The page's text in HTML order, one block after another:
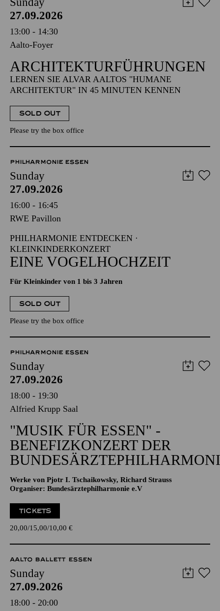
27.09.2026
13:00 - 14:30
Aalto-Foyer
ARCHITEKTUR­FÜHRUNGEN
LERNEN SIE ALVAR AALTOS "HUMANE
ARCHITEKTUR" IN 45 MINUTEN KENNEN
SOLD OUT
Please try the box office
PHILHARMONIE ESSEN
Sunday
27.09.2026
16:00 - 16:45
RWE Pavillon
PHILHARMONIE ENTDECKEN ·
KLEINKINDERKONZERT
EINE VOGELHOCHZEIT
Für Kleinkinder von 1 bis 3 Jahren
SOLD OUT
Please try the box office
PHILHARMONIE ESSEN
Sunday
27.09.2026
18:00 - 19:30
Alfried Krupp Saal
"MUSIK FÜR ESSEN" -
BENEFIZKONZERT DER
Werke von Pjotr I. Tschaikowsky, Richard Strauss
Organiser: Bundesärztephilharmonie e.V
TICKETS
20,00 15,00 10,00 €
AALTO BALLETT ESSEN
Sunday
27.09.2026
18:00 - 20:00